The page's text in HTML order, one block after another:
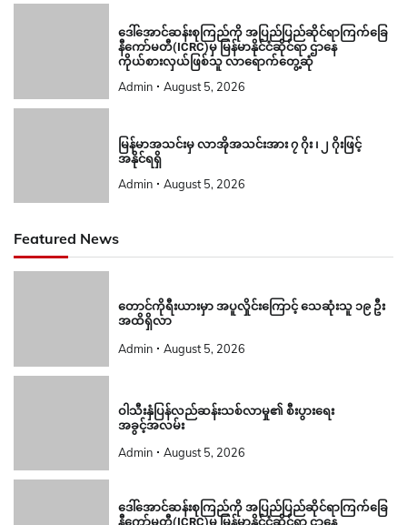
ဒေါ်အောင်ဆန်းစုကြည်ကို အပြည်ပြည်ဆိုင်ရာကြက်ခြေ
နီကော်မတီ(ICRC)မှ မြန်မာနိုင်ငံဆိုင်ရာ ဌာနေ
ကိုယ်စားလှယ်ဖြစ်သူ လာရောက်တွေ့ဆုံ
Admin August 5, 2026
မြန်မာအသင်းမှ လာအိုအသင်းအား ၇ ဂိုး ၊ ၂ ဂိုးဖြင့်
အနိုင်ရရှိ
Admin August 5, 2026
Featured News
တောင်ကိုရီးယားမှာ အပူလှိုင်းကြောင့် သေဆုံးသူ ၁၉ ဦး
အထိရှိလာ
Admin August 5, 2026
ဝါသီးနှံပြန်လည်ဆန်းသစ်လာမှု၏ စီးပွားရေး
အခွင့်အလမ်း
Admin August 5, 2026
ဒေါ်အောင်ဆန်းစုကြည်ကို အပြည်ပြည်ဆိုင်ရာကြက်ခြေ
နီကော်မတီ(ICRC)မှ မြန်မာနိုင်ငံဆိုင်ရာ ဌာနေ